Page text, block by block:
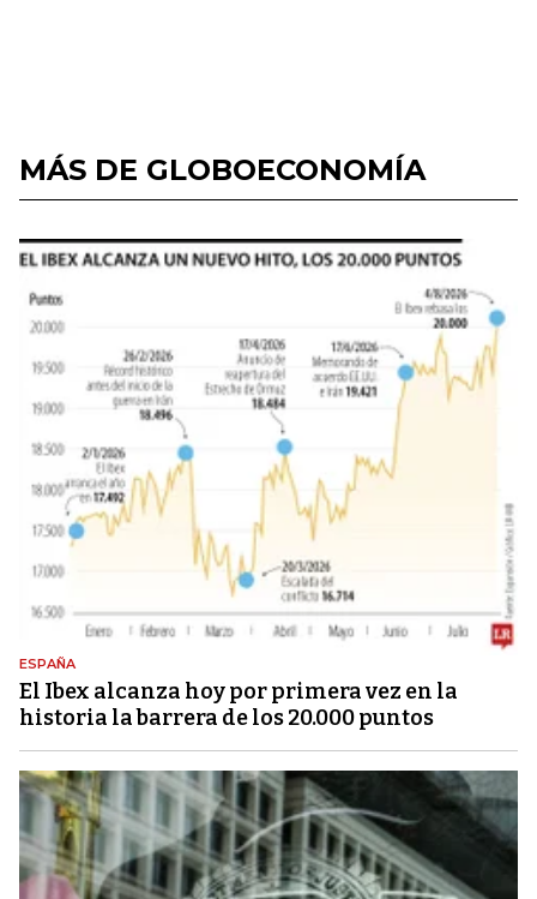
MÁS DE GLOBOECONOMÍA
ESPAÑA
El Ibex alcanza hoy por primera vez en la
historia la barrera de los 20.000 puntos